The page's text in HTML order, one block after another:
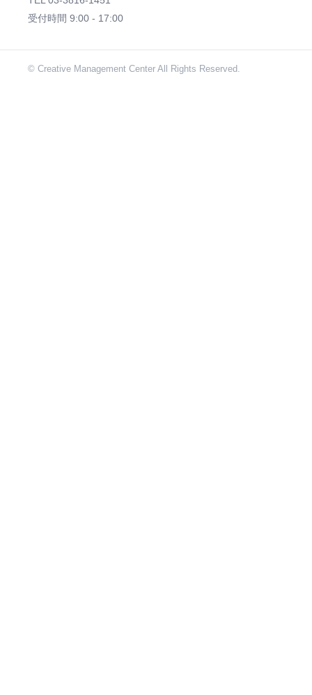
受付時間 9:00 - 17:00
© Creative Management Center All Rights Reserved.